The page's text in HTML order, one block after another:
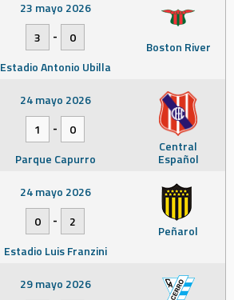
Boston River
23 mayo 2026
3
-
0
Estadio Antonio Ubilla
Central
Español
24 mayo 2026
1
-
0
Parque Capurro
Peñarol
24 mayo 2026
0
-
2
Estadio Luis Franzini
29 mayo 2026